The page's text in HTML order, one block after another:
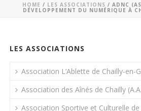
HOME / LES ASSOCIATIONS / ADNC
DÉVELOPPEMENT DU NUMÉRIQUE À
LES ASSOCIATIONS
Association L’Ablette de Chailly-en-
Association des Aînés de Chailly
Association Sportive et Culturelle de